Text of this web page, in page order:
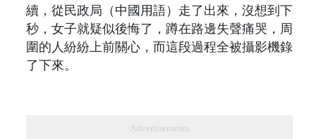
續，從民政局（中國用語）走了出來，沒想到下
秒，女子就疑似後悔了，蹲在路邊失聲痛哭，周
圍的人紛紛上前關心，而這段過程全被攝影機錄
了下來。
Advertisements